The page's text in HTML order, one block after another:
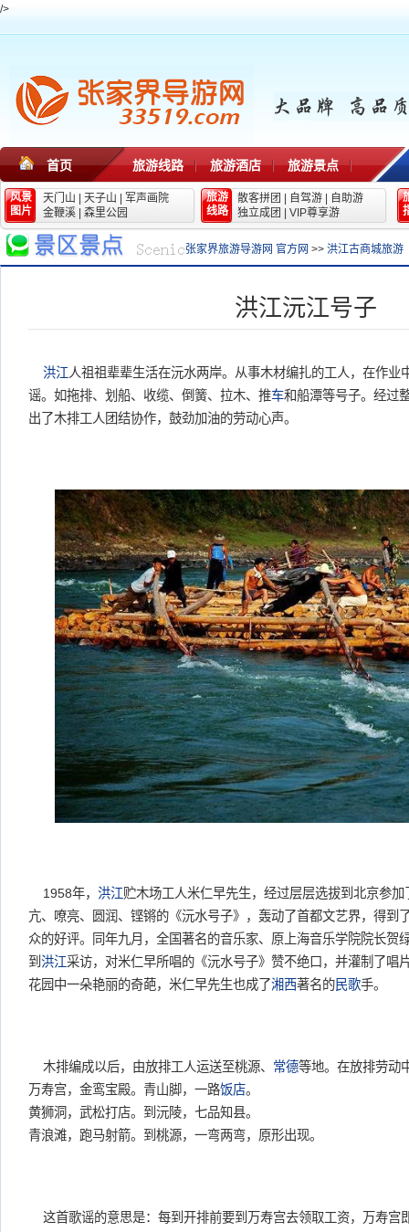
/>
首页 旅游线路 旅游酒店 旅游景点
风景
图片
天门山 天子山
军声画院
金鞭溪
森里公园
旅游
线路
散客拼团 自驾游
自助游
独立成团
VIP尊享游
张家界旅游导游网 官方网 >> 洪江古商城旅游
洪江沅江号子
洪江人祖祖辈辈生活在沅水两岸。从事木材编扎的工人，在作业
谣。如拖排、划船、收缆、倒簧、拉木、推车和船潭等号子。经过
出了木排工人团结协作，鼓劲加油的劳动心声。
1958年， 洪江贮木场工人米仁早先生，经过层层选拔到北京参加
亢、嘹亮、圆润、铿锵的《沅水号子》，轰动了首都文艺界，得到
众的好评。同年九月，全国著名的音乐家、原上海音乐学院院长贺
到洪江采访，对米仁早所唱的《沅水号子》赞不绝口，并灌制了唱
花园中一朵艳丽的奇葩，米仁早先生也成了湘西著名的民歌手。
木排编成以后，由放排工人运送至桃源、 常德等地。在放排劳动
万寿宫，金鸾宝殿。青山脚，一路饭店。
黄狮洞，武松打店。到沅陵，七品知县。
青浪滩，跑马射箭。到桃源，一弯两弯，原形出现。
这首歌谣的意思是：每到开排前要到万寿宫去领取工资，万寿宫